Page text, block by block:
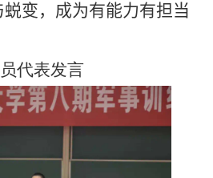
变，成为有能力有担当
代表发言